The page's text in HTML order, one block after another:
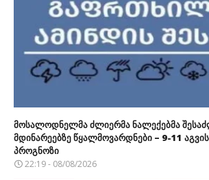
მოსალოდნელმა ძლიერმა ნალექებმა
მდინარეებზე წყალმოვარდნები – 9-11
პროგნოზი
22:19 - 08/08/2026